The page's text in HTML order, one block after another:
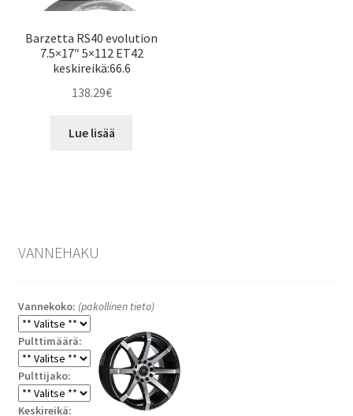
Barzetta RS40 evolution
7.5×17″ 5×112 ET42
keskireikä:66.6
138.29€
Lue lisää
VANNEHAKU
Vannekoko: (pakollinen tieto)
Pulttimäärä:
Pulttijako:
Keskireikä: